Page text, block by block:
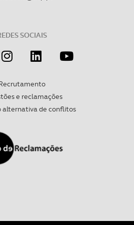
do site.
SOCIAIS
e reclamações
alternativa de conflitos